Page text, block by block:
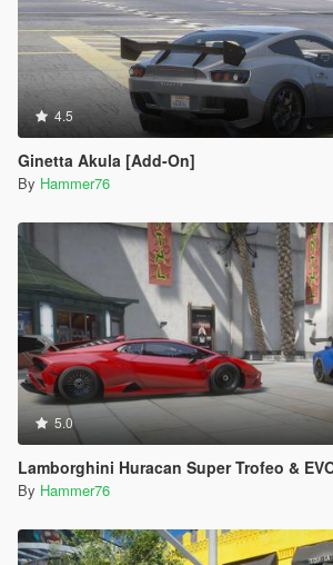
4.5
Ginetta Akula [Add-On]
By Hammer76
5.0
Lamborghini Huracan Super Trofeo & EVO2
By Hammer76